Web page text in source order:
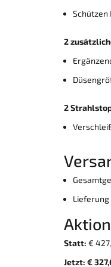
Schützen
2
2
Statt: €
Jetzt: €